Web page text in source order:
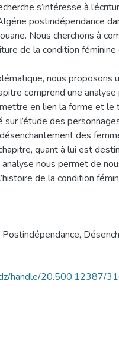
s’intéresse à
postindépendance
Nous cherchons à
de la condition
nous proposons
comprend une
en lien la forme et le
l’étude des
des
quant à lui est
nous permet de
de la condition
Postindépendance,
handle/20.500.12387/